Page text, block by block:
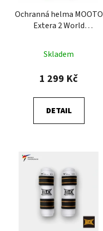
Ochranná helma MOOTO
Extera 2 World
Skladem
1 299 Kč
DETAIL